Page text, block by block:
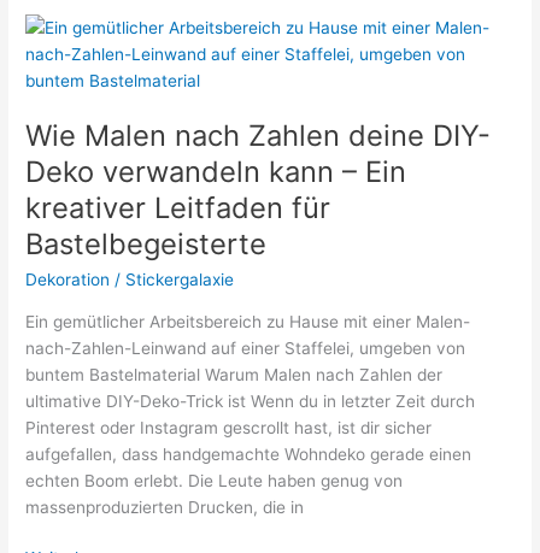
Natur
für
eine
entspannte
Atmosphäre
Wie Malen nach Zahlen deine DIY-
Deko verwandeln kann – Ein
kreativer Leitfaden für
Bastelbegeisterte
Dekoration / Stickergalaxie
Ein gemütlicher Arbeitsbereich zu Hause mit einer Malen-
nach-Zahlen-Leinwand auf einer Staffelei, umgeben von
buntem Bastelmaterial Warum Malen nach Zahlen der
ultimative DIY-Deko-Trick ist Wenn du in letzter Zeit durch
Pinterest oder Instagram gescrollt hast, ist dir sicher
aufgefallen, dass handgemachte Wohndeko gerade einen
echten Boom erlebt. Die Leute haben genug von
massenproduzierten Drucken, die in